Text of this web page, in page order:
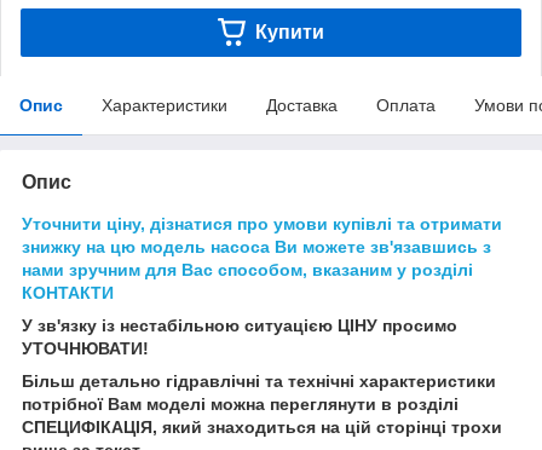
Купити
Опис Характеристики Доставка Оплата Умови
Опис
Уточнити ціну, дізнатися про умови купівлі та отримати
знижку на цю модель насоса Ви можете зв'язавшись з
нами зручним для Вас способом, вказаним у розділі
КОНТАКТИ
У зв'язку із нестабільною ситуацією ЦІНУ просимо
УТОЧНЮВАТИ!
Більш детально гідравлічні та технічні характеристики
потрібної Вам моделі можна переглянути в розділі
СПЕЦИФІКАЦІЯ, який знаходиться на цій сторінці трохи